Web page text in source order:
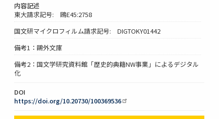
内容記述
東大請求記号: 鴎E45:2758
国文研マイクロフィルム請求記号: DIGTOKY01442
備考1：鷗外文庫
備考2：国文学研究資料館「歴史的典籍NW事業」によるデジタル
化
DOI
https://doi.org/10.20730/100369536